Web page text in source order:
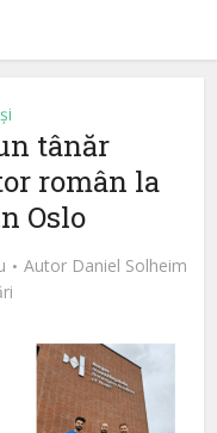
tânăr
român la
Oslo
Autor Daniel Solheim